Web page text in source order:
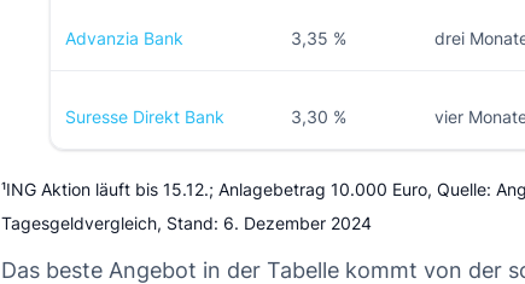
Advanzia Bank 3,35 % drei
Suresse Direkt Bank 3,30 % vier
¹ING Aktion läuft bis 15.12.; Anlagebetrag 10.000 Euro, Quelle:
Tagesgeldvergleich, Stand: 6. Dezember 2024
Das beste Angebot in der Tabelle kommt von der